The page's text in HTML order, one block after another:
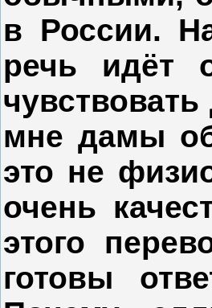
в России.
речь идёт
мне дамы
это не
очень
этого
готовы